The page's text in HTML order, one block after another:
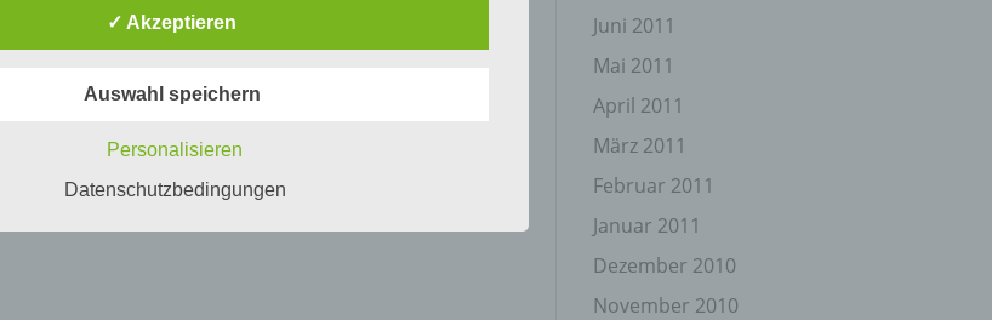
Juni 2011
Mai 2011
April 2011
März 2011
Februar 2011
Januar 2011
Dezember 2010
November 2010
mit oder ohne Hilfe automatisierter Verfahren
Ordnen, die Speicherung, die Anpassung oder
Auslesen, das Abfragen, die Verwendung, die
Abgleich oder die Verknüpfung, die Einschränkung, das
✓ Akzeptieren
Auswahl speichern
Personalisieren
Datenschutzbedingungen